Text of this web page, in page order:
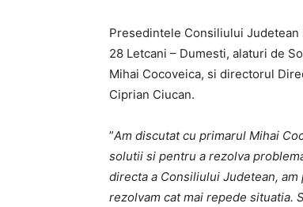
Presedintele Consiliului Judetean
28 Letcani – Dumesti, alaturi de
Mihai Cocoveica, si directorul
Ciprian Ciucan.
”Am discutat cu primarul Mihai
solutii si pentru a rezolva
directa a Consiliului Judetean,
rezolvam cat mai repede situatia.